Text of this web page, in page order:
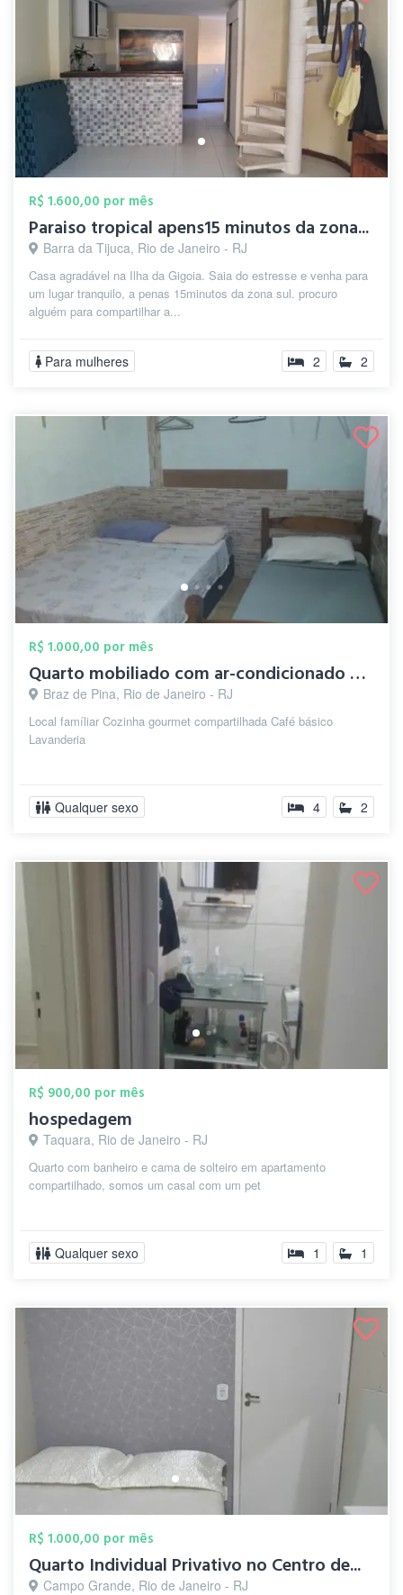
R$ 1.600,00 por mês
Paraiso tropical apens15 minutos da zona...
Barra da Tijuca, Rio de Janeiro - RJ
Casa agradável na Ilha da Gigoia. Saia do estresse e venha para
um lugar tranquilo, a penas 15minutos da zona sul. procuro
alguém para compartilhar a...
Para mulheres 2 2
R$ 1.000,00 por mês
Quarto mobiliado com ar-condicionado e W...
Braz de Pina, Rio de Janeiro - RJ
Local famíliar Cozinha gourmet compartilhada Café básico
Lavanderia
Qualquer sexo 4 2
R$ 900,00 por mês
hospedagem
Taquara, Rio de Janeiro - RJ
Quarto com banheiro e cama de solteiro em apartamento
compartilhado, somos um casal com um pet
Qualquer sexo 1 1
R$ 1.000,00 por mês
Quarto Individual Privativo no Centro de...
Campo Grande, Rio de Janeiro - RJ